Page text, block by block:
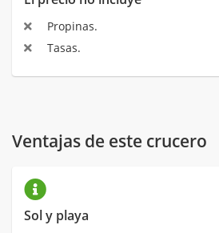
Propinas.
Tasas.
Ventajas de este crucero
Sol y playa